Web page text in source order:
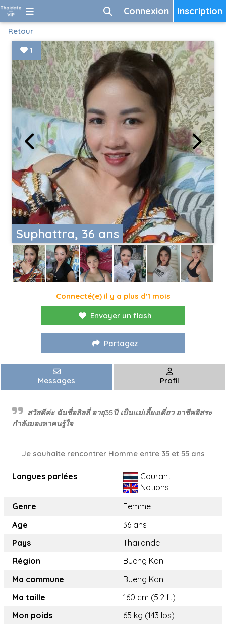
Inscription
Connexion
Retour
Suphattra, 36 ans
1
Connecté(e) il y a plus d'1 mois
Envoyer un flash
Partagez
Messages Profil
สวัสดีค่ะ ฉันชื่อลิลลี่ อายุ35ปี เป็นแม่เลี้ยงเดี่ยว อาชีพอิสระ
กำลังมองหาคนรู้ใจ
Je souhaite rencontrer Homme entre 35 et 55 ans
Langues parlées
Courant
Notions
Genre
Femme
Age
36 ans
Pays
Thaïlande
Région
Bueng Kan
Ma commune
Bueng Kan
Ma taille
160 cm (5.2 ft)
Mon poids
65 kg (143 lbs)